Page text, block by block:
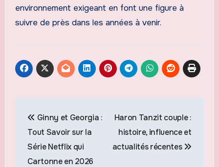
environnement exigeant en font une figure à
suivre de près dans les années à venir.
de
l’article
Ginny et Georgia :
Tout Savoir sur la
Série Netflix qui
Cartonne en 2026
Haron Tanzit couple :
histoire, influence et
actualités récentes